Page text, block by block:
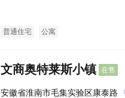
普通住宅 公寓
文商奥特莱斯小镇 在售
安徽省淮南市毛集实验区康泰路